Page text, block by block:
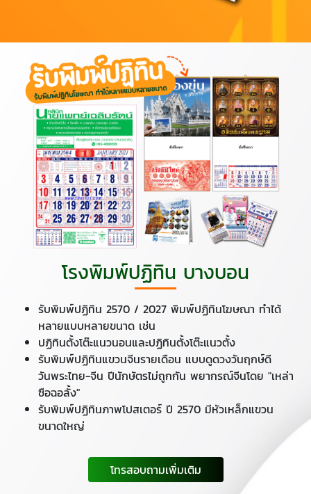
โรงพิมพ์ปฏิทิน บางบอน
รับพิมพ์ปฏิทิน 2570 / 2027 พิมพ์ปฏิทินโฆษณา ทำได้
หลายแบบหลายขนาด เช่น
ปฏิทินตั้งโต๊ะแนวนอนและปฏิทินตั้งโต๊ะแนวตั้ง
รับพิมพ์ปฏิทินแขวนจีนรายเดือน แบบดูดวงวันฤกษ์ดี
วันพระไทย-จีน ปีนักษัตรไม่ถูกกัน พยากรณ์จีนโดย "เหล่า
ซือฉอลั้ง"
รับพิมพ์ปฏิทินภาพโปสเตอร์ ปี 2570 มีหัวเหล็กแขวน
ขนาดใหญ่
โทรสอบถามเพิ่มเติม